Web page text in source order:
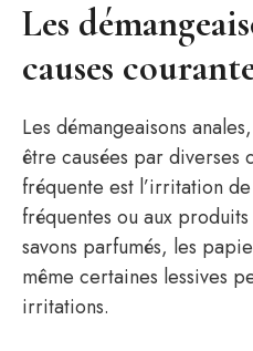
Les
causes
Les démangeaisons
être causées par diverses
fréquente est l’irritation
fréquentes ou aux
savons parfumés, les
même certaines lessives
irritations.